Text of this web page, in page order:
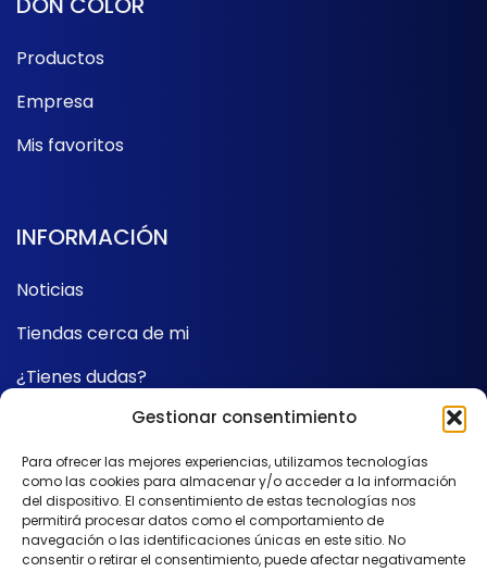
Gestionar consentimiento
Para ofrecer las mejores experiencias, utilizamos tecnologías
como las cookies para almacenar y/o acceder a la información
del dispositivo. El consentimiento de estas tecnologías nos
permitirá procesar datos como el comportamiento de
navegación o las identificaciones únicas en este sitio. No
consentir o retirar el consentimiento, puede afectar negativamente
Productos
Empresa
Mis favoritos
INFORMACIÓN
Noticias
Tiendas cerca de mi
¿Tienes dudas?
SÍGUENOS